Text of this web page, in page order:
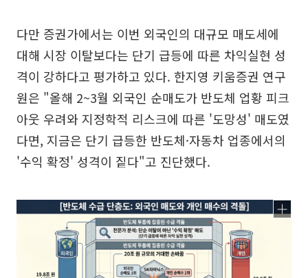
다만 증권가에서는 이번 외국인의 대규모 매도세에
대해 시장 이탈보다는 단기 급등에 따른 차익실현 성
격이 강하다고 평가하고 있다. 한지영 키움증권 연구
원은 "올해 2~3월 외국인 순매도가 반도체 업황 피크
아웃 우려와 지정학적 리스크에 따른 '도망성' 매도였
다면, 지금은 단기 급등한 반도체·자동차 업종에서의
'수익 확정' 성격이 짙다"고 진단했다.